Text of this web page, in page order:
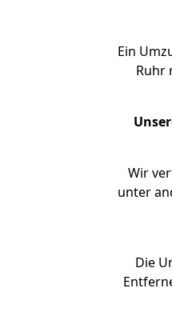
Ein
Ruhr
Wir
unter
Die